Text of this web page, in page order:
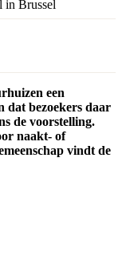
een
dat bezoekers daar
de voorstelling.
naakt- of
vindt de